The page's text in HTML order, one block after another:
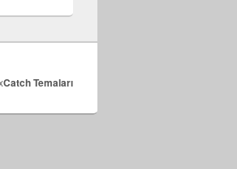
Catch Temaları